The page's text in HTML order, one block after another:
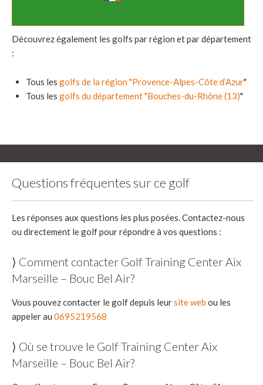
Découvrez également les golfs par région et par département
:
Tous les golfs de la région "Provence-Alpes-Côte d’Azur"
Tous les golfs du département "Bouches-du-Rhône (13)"
Questions fréquentes sur ce golf
Les réponses aux questions les plus posées. Contactez-nous
ou directement le golf pour répondre à vos questions :
⟩ Comment contacter Golf Training Center Aix
Marseille – Bouc Bel Air?
Vous pouvez contacter le golf depuis leursite web ou les
appeler au 0695219568
⟩ Où se trouve le Golf Training Center Aix
Marseille – Bouc Bel Air?